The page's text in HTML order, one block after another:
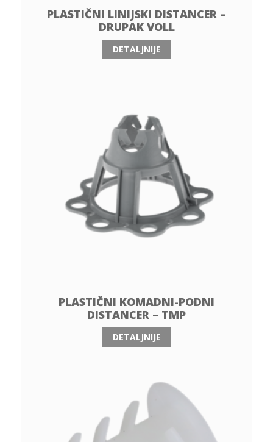
PLASTIČNI LINIJSKI DISTANCER –
DRUPAK VOLL
DETALJNIJE
PLASTIČNI KOMADNI-PODNI
DISTANCER – TMP
DETALJNIJE